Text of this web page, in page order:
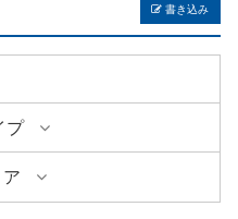
書き込み
プ